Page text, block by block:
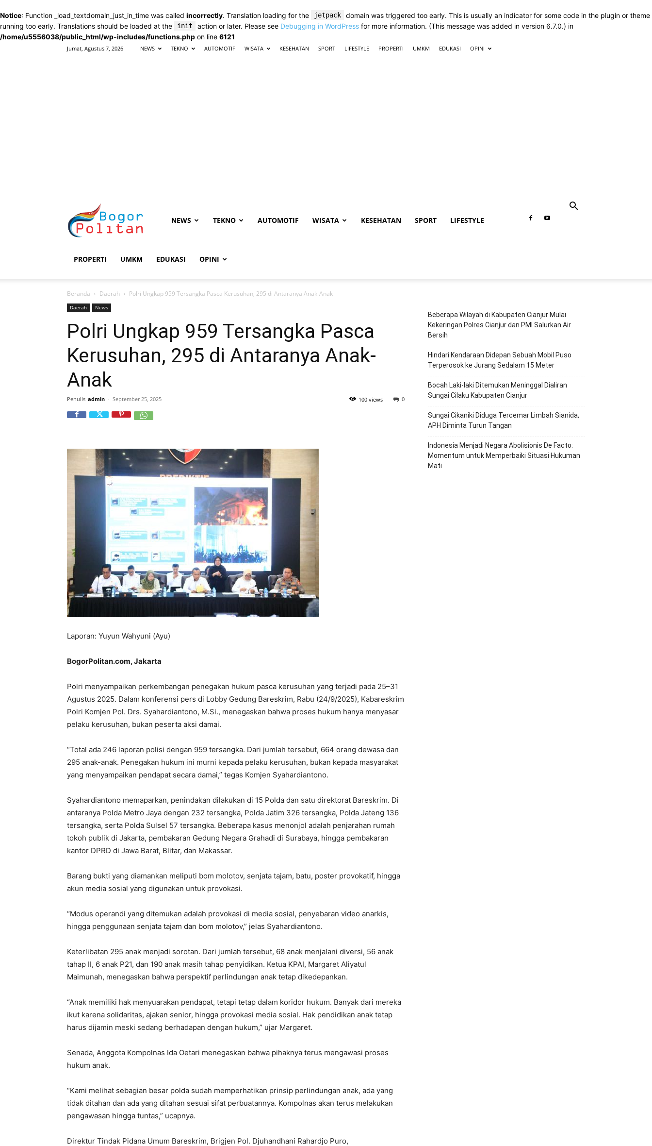
Notice: Function _load_textdomain_just_in_time was called incorrectly. Translation loading for the jetpack
domain was triggered too early. This is usually an indicator for some code in the plugin or theme
running too early. Translations should be loaded at the
init action or later. Please see Debugging in WordPress for more information. (This message was added in version 6.7.0.) in
/home/u5556038/public_html/wp-includes/functions.php on line 6121
Jumat, Agustus 7, 2026 NEWS TEKNO AUTOMOTIF WISATA KESEHATAN SPORT LIFESTYLE PROPERTI UMKM EDUKASI OPINI
Bogorpolitan
NEWS TEKNO AUTOMOTIF WISATA KESEHATAN SPORT LIFESTYLE
PROPERTI UMKM EDUKASI OPINI
Beranda Daerah Polri Ungkap 959 Tersangka Pasca Kerusuhan, 295 di Antaranya Anak-Anak
Daerah News
Polri Ungkap 959 Tersangka Pasca
Kerusuhan, 295 di Antaranya Anak-
Anak
Penulis admin - September 25, 2025 0
100 views
Laporan: Yuyun Wahyuni (Ayu)
BogorPolitan.com, Jakarta
Polri menyampaikan perkembangan penegakan hukum pasca kerusuhan yang terjadi pada 25–31
Agustus 2025. Dalam konferensi pers di Lobby Gedung Bareskrim, Rabu (24/9/2025), Kabareskrim
Polri Komjen Pol. Drs. Syahardiantono, M.Si., menegaskan bahwa proses hukum hanya menyasar
pelaku kerusuhan, bukan peserta aksi damai.
“Total ada 246 laporan polisi dengan 959 tersangka. Dari jumlah tersebut, 664 orang dewasa dan
295 anak-anak. Penegakan hukum ini murni kepada pelaku kerusuhan, bukan kepada masyarakat
yang menyampaikan pendapat secara damai,” tegas Komjen Syahardiantono.
Syahardiantono memaparkan, penindakan dilakukan di 15 Polda dan satu direktorat Bareskrim. Di
antaranya Polda Metro Jaya dengan 232 tersangka, Polda Jatim 326 tersangka, Polda Jateng 136
tersangka, serta Polda Sulsel 57 tersangka. Beberapa kasus menonjol adalah penjarahan rumah
tokoh publik di Jakarta, pembakaran Gedung Negara Grahadi di Surabaya, hingga pembakaran
kantor DPRD di Jawa Barat, Blitar, dan Makassar.
Barang bukti yang diamankan meliputi bom molotov, senjata tajam, batu, poster provokatif, hingga
akun media sosial yang digunakan untuk provokasi.
“Modus operandi yang ditemukan adalah provokasi di media sosial, penyebaran video anarkis,
hingga penggunaan senjata tajam dan bom molotov,” jelas Syahardiantono.
Keterlibatan 295 anak menjadi sorotan. Dari jumlah tersebut, 68 anak menjalani diversi, 56 anak
tahap II, 6 anak P21, dan 190 anak masih tahap penyidikan. Ketua KPAI, Margaret Aliyatul
Maimunah, menegaskan bahwa perspektif perlindungan anak tetap dikedepankan.
“Anak memiliki hak menyuarakan pendapat, tetapi tetap dalam koridor hukum. Banyak dari mereka
ikut karena solidaritas, ajakan senior, hingga provokasi media sosial. Hak pendidikan anak tetap
harus dijamin meski sedang berhadapan dengan hukum,” ujar Margaret.
Senada, Anggota Kompolnas Ida Oetari menegaskan bahwa pihaknya terus mengawasi proses
hukum anak.
“Kami melihat sebagian besar polda sudah memperhatikan prinsip perlindungan anak, ada yang
tidak ditahan dan ada yang ditahan sesuai sifat perbuatannya. Kompolnas akan terus melakukan
pengawasan hingga tuntas,” ucapnya.
Direktur Tindak Pidana Umum Bareskrim, Brigjen Pol. Djuhandhani Rahardjo Puro,
Beberapa Wilayah di Kabupaten Cianjur Mulai
Kekeringan Polres Cianjur dan PMI Salurkan Air
Bersih
Hindari Kendaraan Didepan Sebuah Mobil Puso
Terperosok ke Jurang Sedalam 15 Meter
Bocah Laki-laki Ditemukan Meninggal Dialiran
Sungai Cilaku Kabupaten Cianjur
Sungai Cikaniki Diduga Tercemar Limbah Sianida,
APH Diminta Turun Tangan
‎Indonesia Menjadi Negara Abolisionis De Facto:
Momentum untuk Memperbaiki Situasi Hukuman
Mati